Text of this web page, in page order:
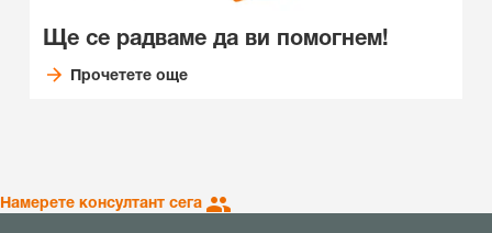
Ще се радваме да ви помогнем!
Прочетете още
Намерете консултант сега